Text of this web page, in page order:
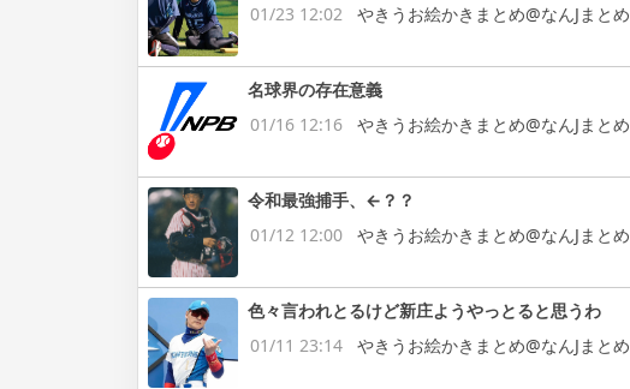
01/23 12:02
やきうお絵かきまとめ@なんJまとめ
名球界の存在意義
01/16 12:16
やきうお絵かきまとめ@なんJまとめ
令和最強捕手、←？？
01/12 12:00
やきうお絵かきまとめ@なんJまとめ
色々言われとるけど新庄ようやっとると思うわ
01/11 23:14
やきうお絵かきまとめ@なんJまとめ